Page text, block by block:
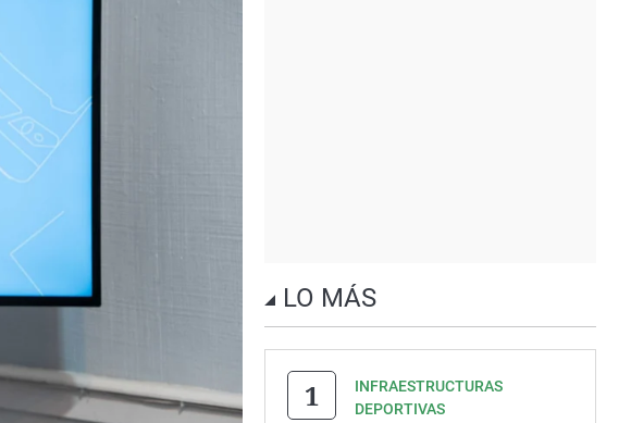
LO MÁS
INFRAESTRUCTURAS
DEPORTIVAS